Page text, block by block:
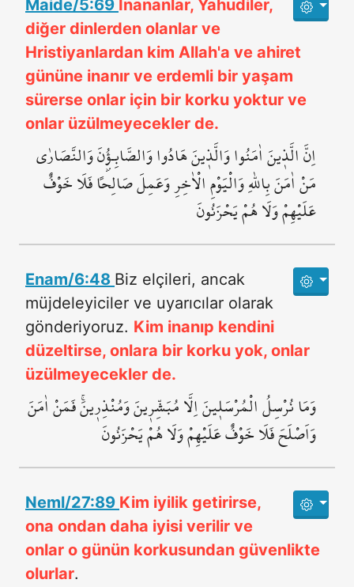
Maide/5:69 İnananlar, Yahudiler,
diğer dinlerden olanlar ve
Hristiyanlardan kim Allah'a ve ahiret
gününe inanır ve erdemli bir yaşam
sürerse onlar için bir korku yoktur ve
onlar üzülmeyecekler de.
اِنَّ الَّذ۪ينَ اٰمَنُوا وَالَّذ۪ينَ هَادُوا وَالصَّابِـؤُ۫نَ وَالنَّصَارٰى
مَنْ اٰمَنَ بِاللّٰهِ وَالْيَوْمِ الْاٰخِرِ وَعَمِلَ صَالِحاً فَلَا خَوْفٌ
عَلَيْهِمْ وَلَا هُمْ يَحْزَنُونَ
Enam/6:48 Biz elçileri, ancak
müjdeleyiciler ve uyarıcılar olarak
gönderiyoruz. Kim inanıp kendini
düzeltirse, onlara bir korku yok, onlar
üzülmeyecekler de.
وَمَا نُرْسِلُ الْمُرْسَل۪ينَ اِلَّا مُبَشِّر۪ينَ وَمُنْذِر۪ينَۚ فَمَنْ اٰمَنَ
وَاَصْلَحَ فَلَا خَوْفٌ عَلَيْهِمْ وَلَا هُمْ يَحْزَنُونَ
Neml/27:89 Kim iyilik getirirse,
ona ondan daha iyisi verilir ve
onlar o günün korkusundan güvenlikte
olurlar.